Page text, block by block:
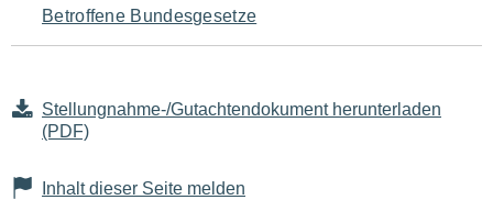
Betroffene Bundesgesetze
Stellungnahme-/Gutachtendokument herunterladen
(PDF)
Inhalt dieser Seite melden